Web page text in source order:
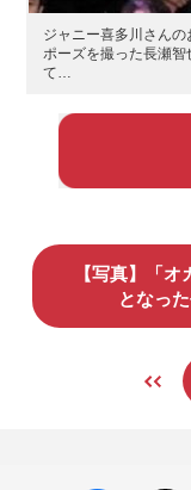
ジャニー喜多川さんの
ポーズを撮った長瀬
て…
【写真】「
となっ